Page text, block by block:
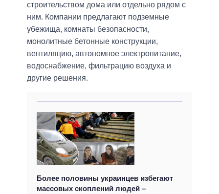
строительством дома или отдельно рядом с
ним. Компании предлагают подземные
убежища, комнаты безопасности,
монолитные бетонные конструкции,
вентиляцию, автономное электропитание,
водоснабжение, фильтрацию воздуха и
другие решения.
Более половины украинцев избегают
массовых скоплений людей –